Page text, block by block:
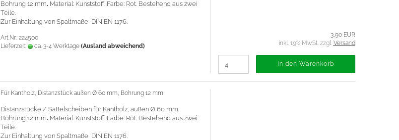
Bohrung 12 mm. Material: Kunststoff. Farbe: Rot. Bestehend aus zwei
Teile.
Zur Einhaltung von Spaltmaße DIN EN 1176.
Art.Nr.: 224500
Lieferzeit:
ca. 3-4 Werktage (Ausland abweichend)
3,90 EUR
inkl. 19% MwSt. zzgl. Versand
In den Warenkorb
Für Kantholz, Distanzstück außen Ø 60 mm, Bohrung 12 mm
Distanzstücke / Sattelscheiben für Kantholz, außen Ø 60 mm,
Bohrung 12 mm. Material: Kunststoff. Farbe: Rot. Bestehend aus zwei
Teile.
Zur Einhaltung von Spaltmaße DIN EN 1176.